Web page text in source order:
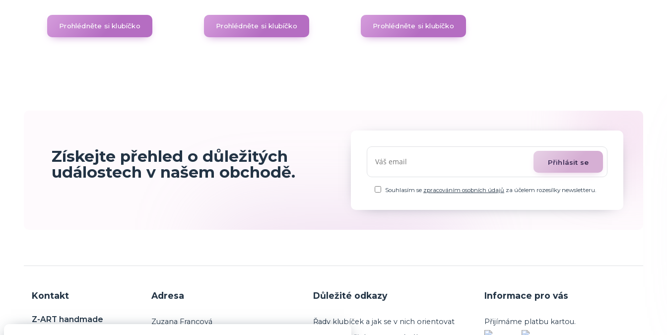
Prohlédněte si klubíčko Prohlédněte si klubíčko Prohlédněte si klubíčko
Získejte přehled o důležitých
událostech v našem obchodě.
Přihlásit se
Souhlasím se zpracováním osobních údajů za účelem rozesílky newsletteru.
Adresa
Zuzana Francová
Důležité odkazy
Řady klubíček a jak se v nich orientovat
Informace pro vás
Přijímáme platbu kartou.
Kontakt
Z-ART handmade